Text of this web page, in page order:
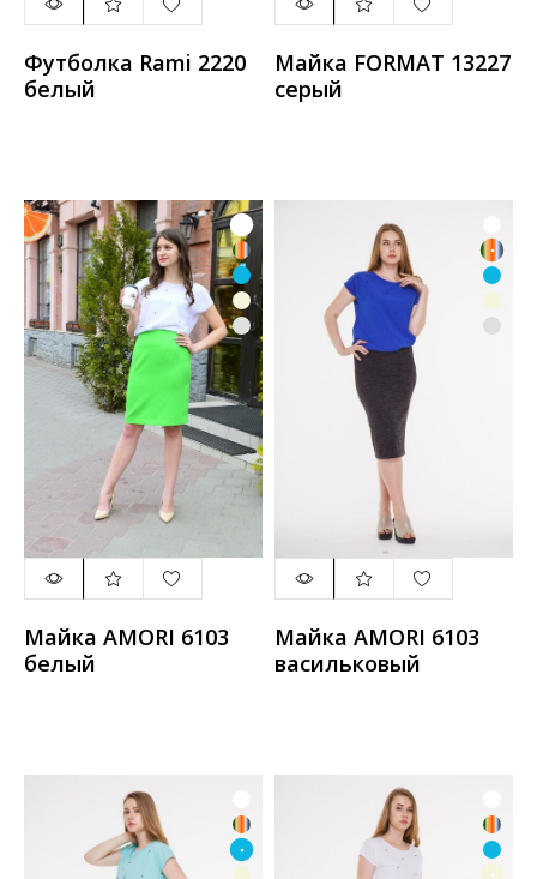
Футболка Rami 2220
белый
Майка FORMAT 13227
серый
Майка AMORI 6103
белый
Майка AMORI 6103
васильковый